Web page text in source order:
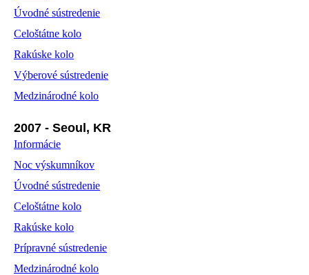
Úvodné sústredenie
Celoštátne kolo
Rakúske kolo
Výberové sústredenie
Medzinárodné kolo
2007 - Seoul, KR
Informácie
Noc výskumníkov
Úvodné sústredenie
Celoštátne kolo
Rakúske kolo
Prípravné sústredenie
Medzinárodné kolo